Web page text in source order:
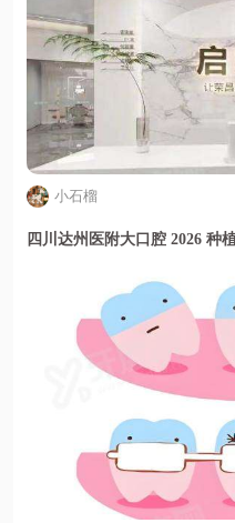
小石榴